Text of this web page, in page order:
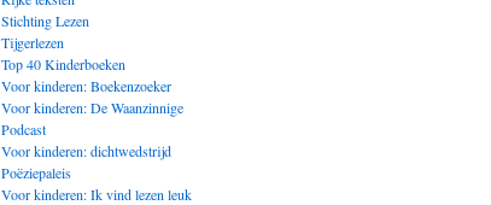
Stichting Lezen
Tijgerlezen
Top 40 Kinderboeken
Voor kinderen: Boekenzoeker
Voor kinderen: De Waanzinnige
Podcast
Voor kinderen: dichtwedstrijd
Poëziepaleis
Voor kinderen: Ik vind lezen leuk